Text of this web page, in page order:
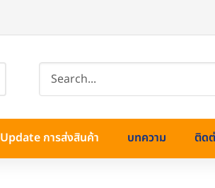
Update การส่งสินค้า บทความ ติด